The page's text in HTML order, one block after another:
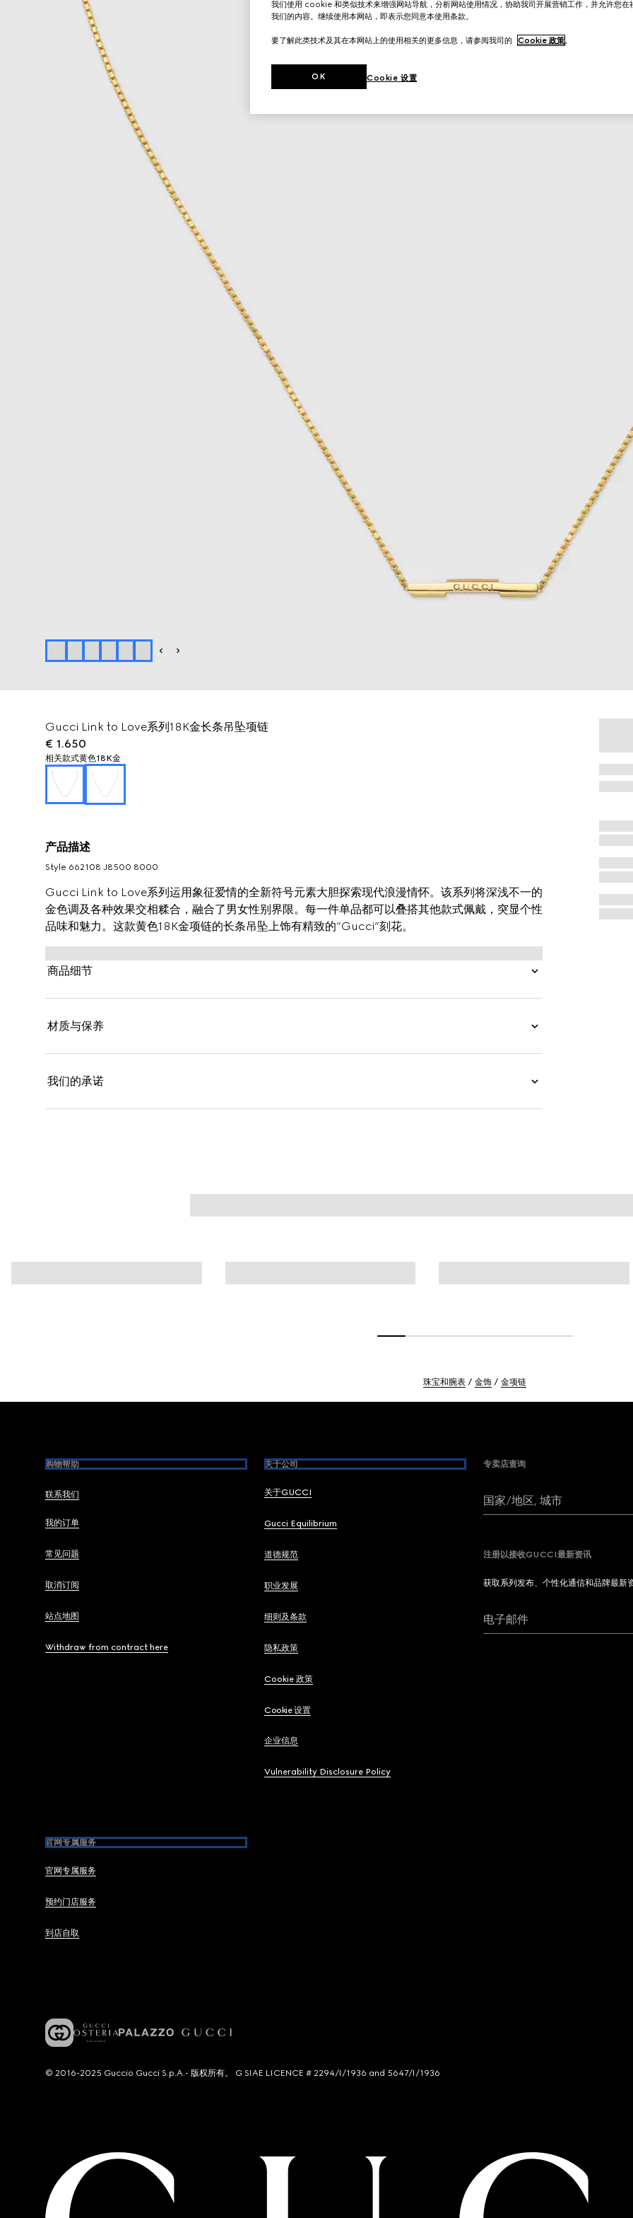
Gucci Link to Love系列18K金长条吊坠项链
€ 1.650
相关款式黄色18K金
产品描述
Style ‎662108 J8500 8000
Gucci Link to Love系列运用象征爱情的全新符号元素大胆探索现代浪漫情怀。该系列将深浅不一的
金色调及各种效果交相糅合，融合了男女性别界限。每一件单品都可以叠搭其他款式佩戴，突显个性
品味和魅力。这款黄色18K金项链的长条吊坠上饰有精致的“Gucci”刻花。
商品细节
材质与保养
我们的承诺
珠宝和腕表 金饰 金项链
购物帮助
联系我们
我的订单
常见问题
取消订阅
站点地图
Withdraw from contract here
关于公司
关于GUCCI
Gucci Equilibrium
道德规范
职业发展
细则及条款
隐私政策
Cookie 政策
Cookie 设置
企业信息
Vulnerability Disclosure Policy
官网专属服务
官网专属服务
预约门店服务
到店自取
专卖店查询
国家/地区, 城市
注册以接收GUCCI最新资讯
获取系列发布、个性化通信和品牌最新
电子邮件
© 2016-2025 Guccio Gucci S.p.A.- 版权所有。 G SIAE LICENCE # 2294/I/1936 and 5647/I/1936
我们使用 cookie 和类似技术来增强网站导航，分析网站使用情况，协助我司开展营销工作，并允许您在
我们的内容。继续使用本网站，即表示您同意本使用条款。
要了解此类技术及其在本网站上的使用相关的更多信息，请参阅我司的 Cookie 政策。
Cookie 设置
OK